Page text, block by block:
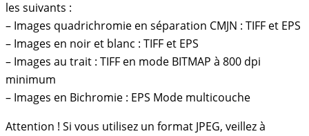
les suivants :
– Images quadrichromie en séparation CMJN : TIFF et EPS
– Images en noir et blanc : TIFF et EPS
– Images au trait : TIFF en mode BITMAP à 800 dpi
minimum
– Images en Bichromie : EPS Mode multicouche
Attention ! Si vous utilisez un format JPEG, veillez à